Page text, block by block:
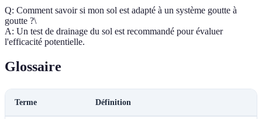
Q: Comment savoir si mon sol est adapté à un système goutte à
goutte ?\
A: Un test de drainage du sol est recommandé pour évaluer
l'efficacité potentielle.
Glossaire
Terme Définition